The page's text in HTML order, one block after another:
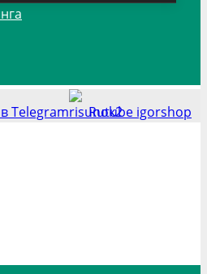
Telegram Rutube igorshop